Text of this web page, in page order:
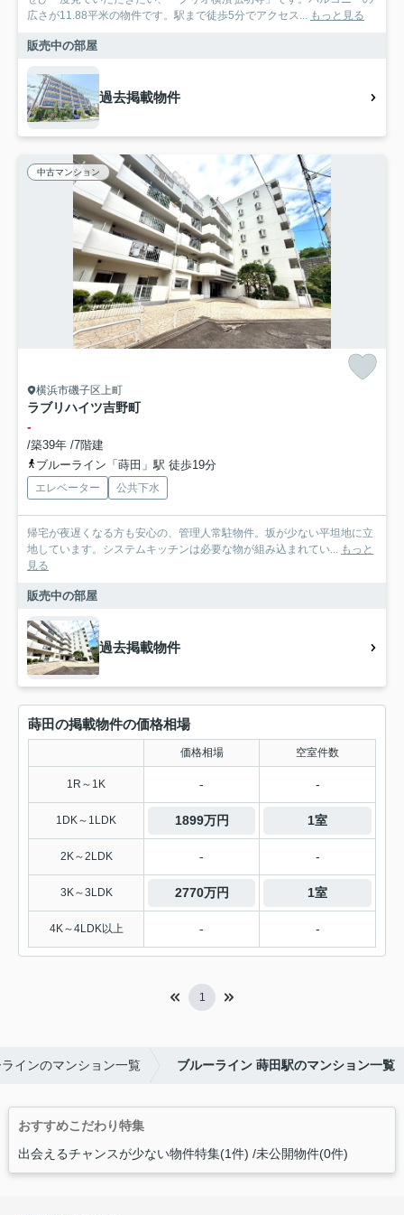
広さが11.88平米の物件です。駅まで徒歩5分でアクセス... もっと見る
販売中の部屋
過去掲載物件
中古マンション
横浜市磯子区上町
ラブリハイツ吉野町
-
/築39年 /7階建
ブルーライン「蒔田」駅 徒歩19分
エレベーター 公共下水
帰宅が夜遅くなる方も安心の、管理人常駐物件。坂が少ない平坦地に立
地しています。システムキッチンは必要な物が組み込まれてい... もっと
見る
販売中の部屋
過去掲載物件
蒔田の掲載物件の価格相場
価格相場 空室件数
1R～1K - -
1DK～1LDK 1899万円 1室
2K～2LDK - -
3K～3LDK 2770万円 1室
4K～4LDK以上 - -
1
インのマンション一覧 ブルーライン 蒔田駅のマンション一覧
おすすめこだわり特集
出会えるチャンスが少ない物件特集(1件) 未公開物件(0件)